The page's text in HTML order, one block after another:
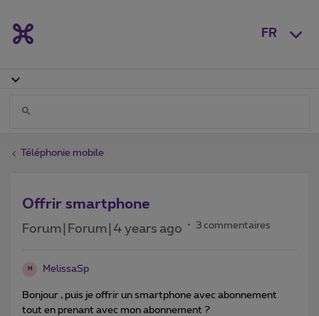
FR
Téléphonie mobile
Offrir smartphone
Forum|Forum|4 years ago 3 commentaires
M MelissaSp
Bonjour , puis je offrir un smartphone avec abonnement
tout en prenant avec mon abonnement ?